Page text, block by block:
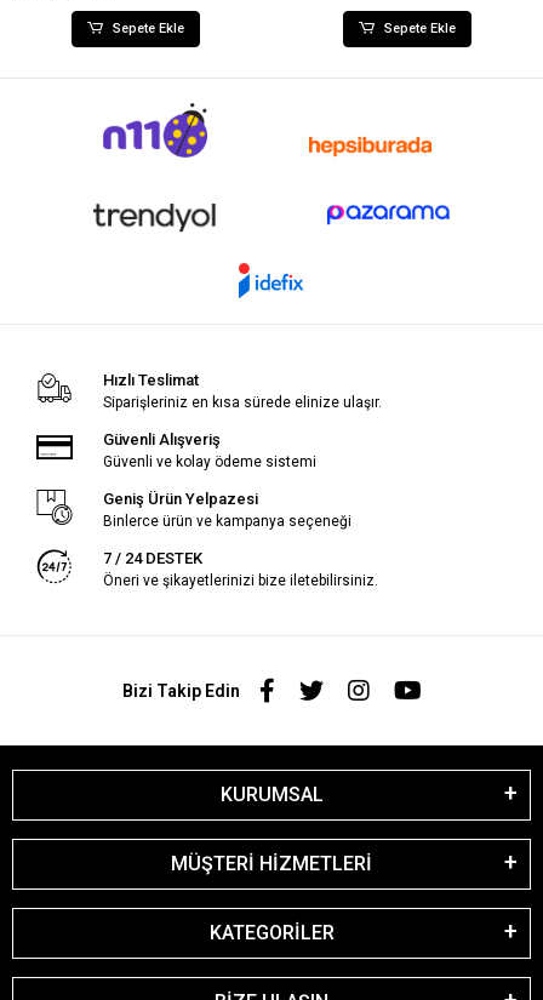
Sepete Ekle Sepete Ekle
Hızlı Teslimat
Siparişleriniz en kısa sürede elinize ulaşır.
Güvenli Alışveriş
Güvenli ve kolay ödeme sistemi
Geniş Ürün Yelpazesi
Binlerce ürün ve kampanya seçeneği
7 / 24 DESTEK
Öneri ve şikayetlerinizi bize iletebilirsiniz.
Bizi Takip Edin
KURUMSAL
MÜŞTERİ HİZMETLERİ
KATEGORİLER